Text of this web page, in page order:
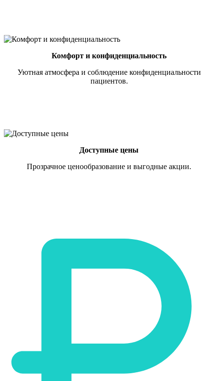
Комфорт и конфиденциальность
Уютная атмосфера и соблюдение конфиденциальности
пациентов.
Доступные цены
Прозрачное ценообразование и выгодные акции.